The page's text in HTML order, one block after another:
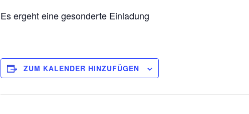
Es ergeht eine gesonderte Einladung
ZUM KALENDER HINZUFÜGEN